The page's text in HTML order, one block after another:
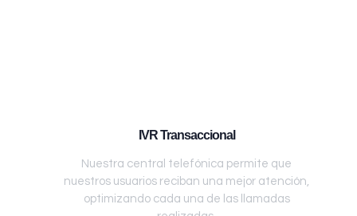
IVR Transaccional
Nuestra central telefónica permite que
nuestros usuarios reciban una mejor atención,
optimizando cada una de las llamadas